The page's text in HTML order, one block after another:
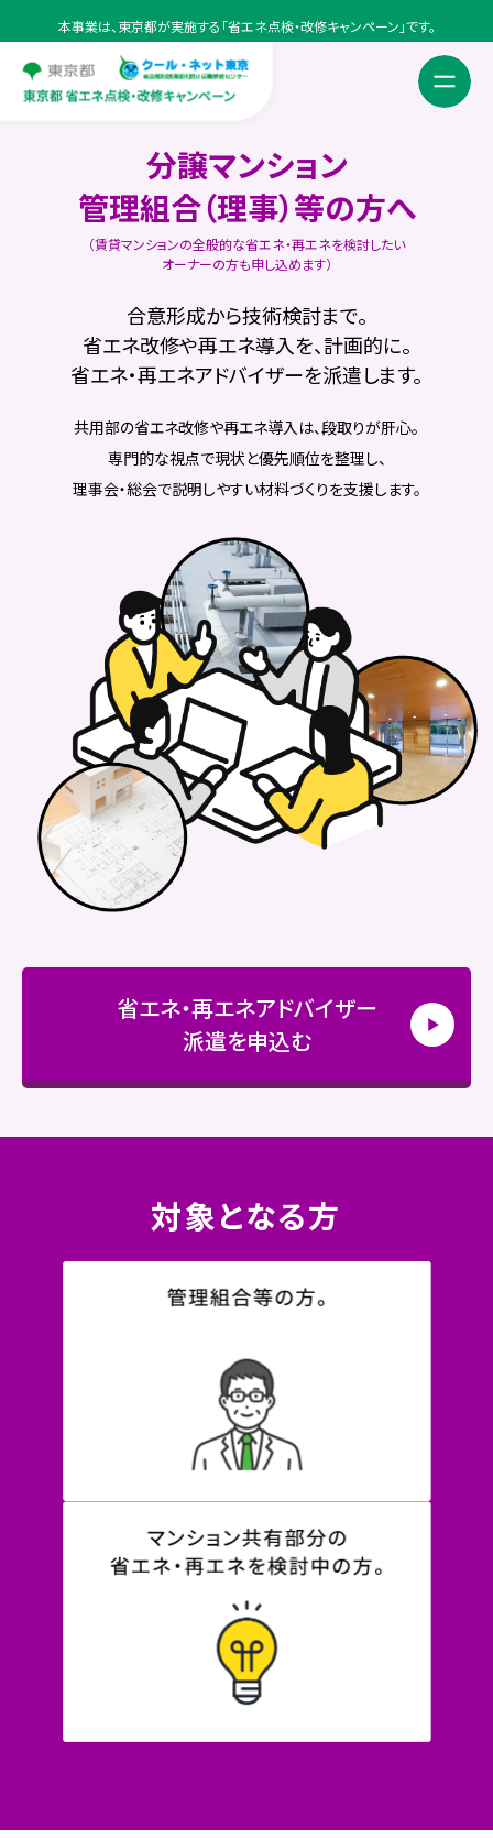
本事業は、東京都が実施する「省エネ点検・改修キャンペーン」です。
点検・相談で提供できること
分譲マンション
管理組合（理事）等の方へ
（賃貸マンションの全般的な省エネ・再エネを検討したい
オーナーの方も申し込めます）
合意形成から技術検討まで。
省エネ改修や再エネ導入を、計画的に。
省エネ・再エネアドバイザーを派遣します。
共用部の省エネ改修や再エネ導入は、段取りが肝心。
専門的な視点で現状と優先順位を整理し、
理事会・総会で説明しやすい材料づくりを支援します。
省エネ・再エネアドバイザー
派遣を申込む
対象となる方